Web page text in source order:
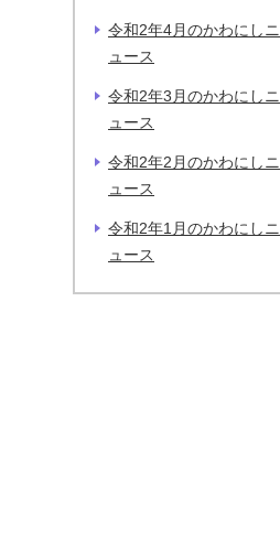
令和2年4月のかわにしニ
ュース
令和2年3月のかわにしニ
ュース
令和2年2月のかわにしニ
ュース
令和2年1月のかわにしニ
ュース